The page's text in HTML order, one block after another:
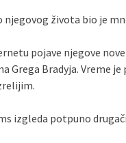
njegovog života bio je
pojave njegove
Grega Bradyja. Vreme
izgleda potpuno